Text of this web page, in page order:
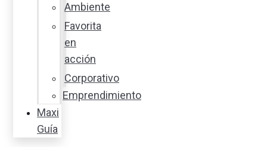
Ambiente
Favorita
en
acción
Corporativo
Emprendimiento
Maxi
Guía